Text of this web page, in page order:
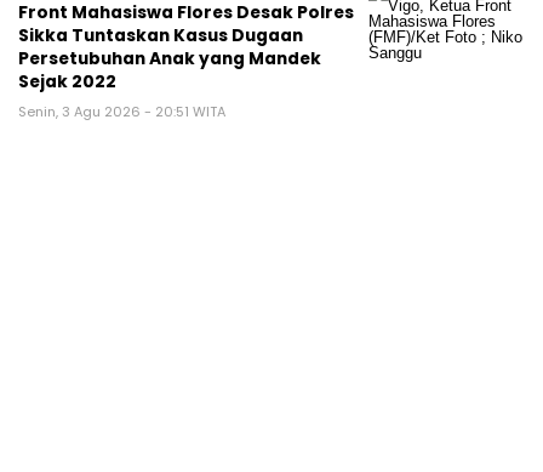
Front Mahasiswa Flores Desak Polres
Sikka Tuntaskan Kasus Dugaan
Persetubuhan Anak yang Mandek
Sejak 2022
Senin, 3 Agu 2026 - 20:51 WITA